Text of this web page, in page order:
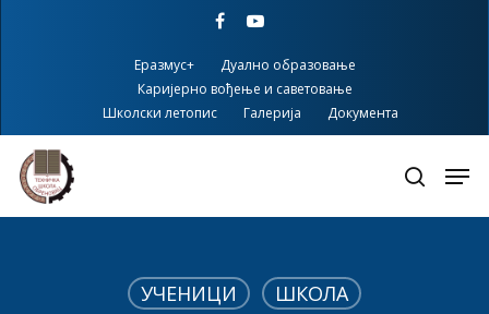
facebookyoutube
Еразмус+
Дуално образовање
Каријерно вођење и саветовање
Школски летопис
Галерија Документа
УЧЕНИЦИ ШКОЛА